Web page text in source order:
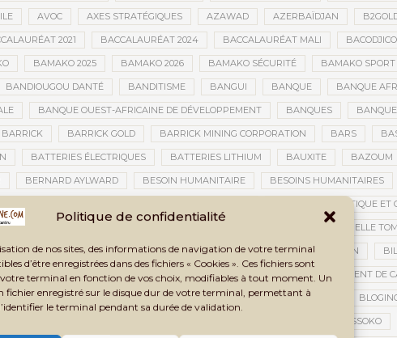
Politique de confidentialité
de nos sites, des informations de navigation de votre terminal
d’être enregistrées dans des fichiers « Cookies ». Ces fichiers sont
votre terminal en fonction de vos choix, modifiables à tout moment. Un
fichier enregistré sur le disque dur de votre terminal, permettant à
le terminal pendant sa durée de validation.
AVOC AXES STRATÉGIQUES AZAWAD AZERBAÏDJAN
2021 BACCALAURÉAT 2024 BACCALAURÉAT MALI
BAMAKO 2025 BAMAKO 2026 BAMAKO SÉCURITÉ BAMAKO SPORT
BANDIOUGOU DANTÉ BANDITISME BANGUI BANQUE BANQUE
BANQUE OUEST-AFRICAINE DE DÉVELOPPEMENT BANQUES
BARRICK BARRICK GOLD BARRICK MINING CORPORATION BARS
BATTERIES ÉLECTRIQUES BATTERIES LITHIUM BAUXITE BAZOUM
BERNARD AYLWARD BESOIN HUMANITAIRE BESOINS HUMANITAIRES
BIENNALE ARTISTIQUE ET
CULTURELLE DE TOMBOUCTOU 2025 BIENNALE ARTISTIQUE ET CULTURELLE
BILAN BILAN 2024 BILAN ANNUEL BILAN DE LA TRANSITION
BLANCHIMENT BLANCHIMENT D’ARGENT BLANCHIMENT DE
DEMBÉLÉ BLOCKCHAIN BLOCUS BLOCUS ÉCONOMIQUE
BOUARÉ FILY SISSOKO